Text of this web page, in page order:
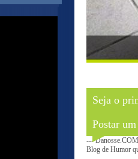
Seja o
Postar
---
Blog de Humor